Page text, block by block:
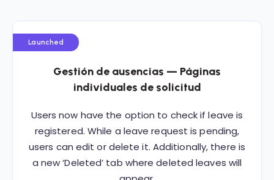
Launched
Gestión de ausencias — Páginas
individuales de solicitud
Users now have the option to check if leave is
registered. While a leave request is pending,
users can edit or delete it. Additionally, there is
a new ‘Deleted’ tab where deleted leaves will